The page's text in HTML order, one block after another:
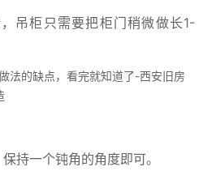
吊柜只需要把柜门稍微做长1-
持一个钝角的角度即可。